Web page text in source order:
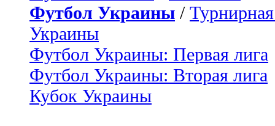
Футбол Украины /
Украины
Футбол Украины: Первая лига
Футбол Украины: Вторая лига
Кубок Украины